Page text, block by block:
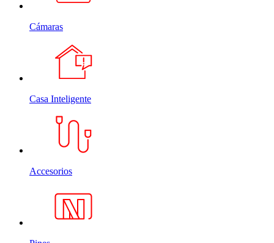
Cámaras
Casa Inteligente
Accesorios